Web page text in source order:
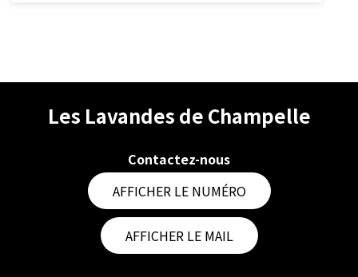
Les Lavandes de Champelle
Contactez-nous
AFFICHER LE NUMÉRO
AFFICHER LE MAIL